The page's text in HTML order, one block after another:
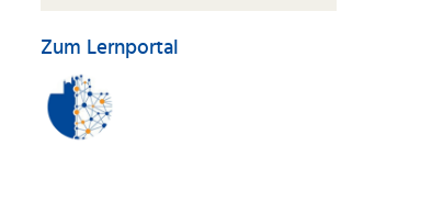
Zum Lernportal